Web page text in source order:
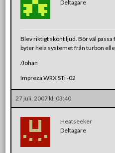
Deltagare
Blev riktigt skönt ljud. Bör väl
byter hela systemet från turbon
/Johan
Impreza WRX STi -02
27 juli, 2007 kl. 03:40
Heatseeker
Deltagare